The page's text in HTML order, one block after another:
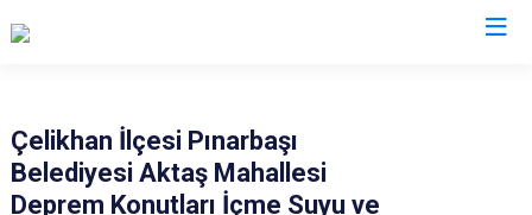
Besni
Çelikhan İlçesi Pınarbaşı
Belediyesi Aktaş Mahallesi
Deprem Konutları İçme Suyu ve